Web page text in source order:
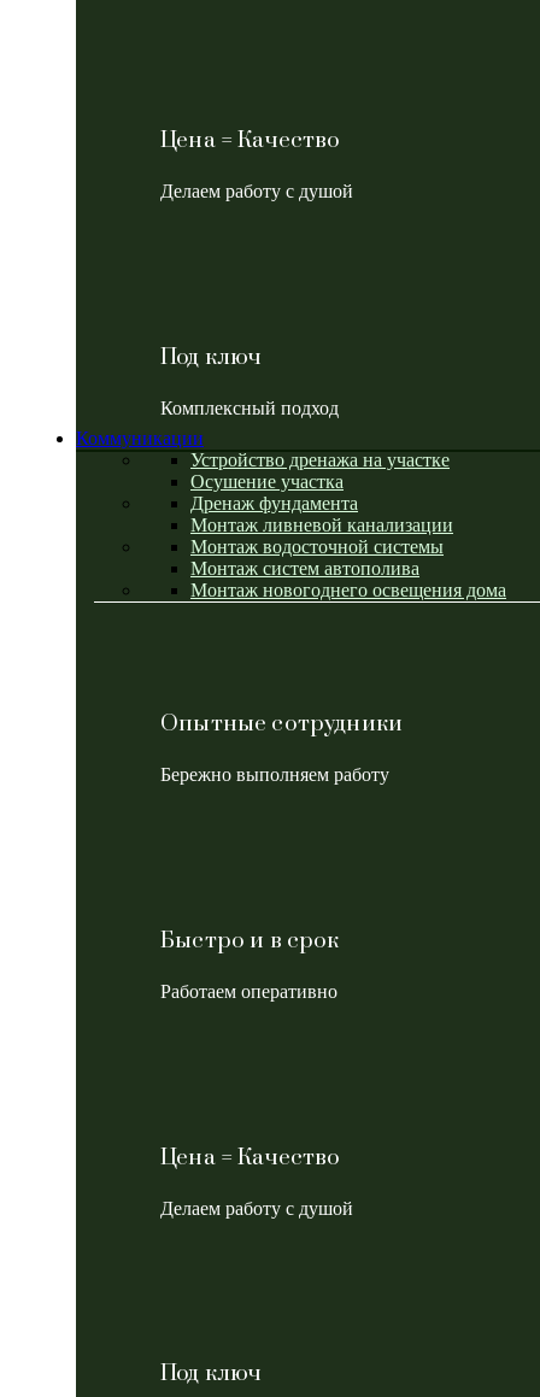
Цена = Качество
Делаем работу с душой
Под ключ
Комплексный подход
Коммуникации
Устройство дренажа на участке
Осушение участка
Дренаж фундамента
Монтаж ливневой канализации
Монтаж водосточной системы
Монтаж систем автополива
Монтаж новогоднего освещения дома
Опытные сотрудники
Бережно выполняем работу
Быстро и в срок
Работаем оперативно
Цена = Качество
Делаем работу с душой
Под ключ